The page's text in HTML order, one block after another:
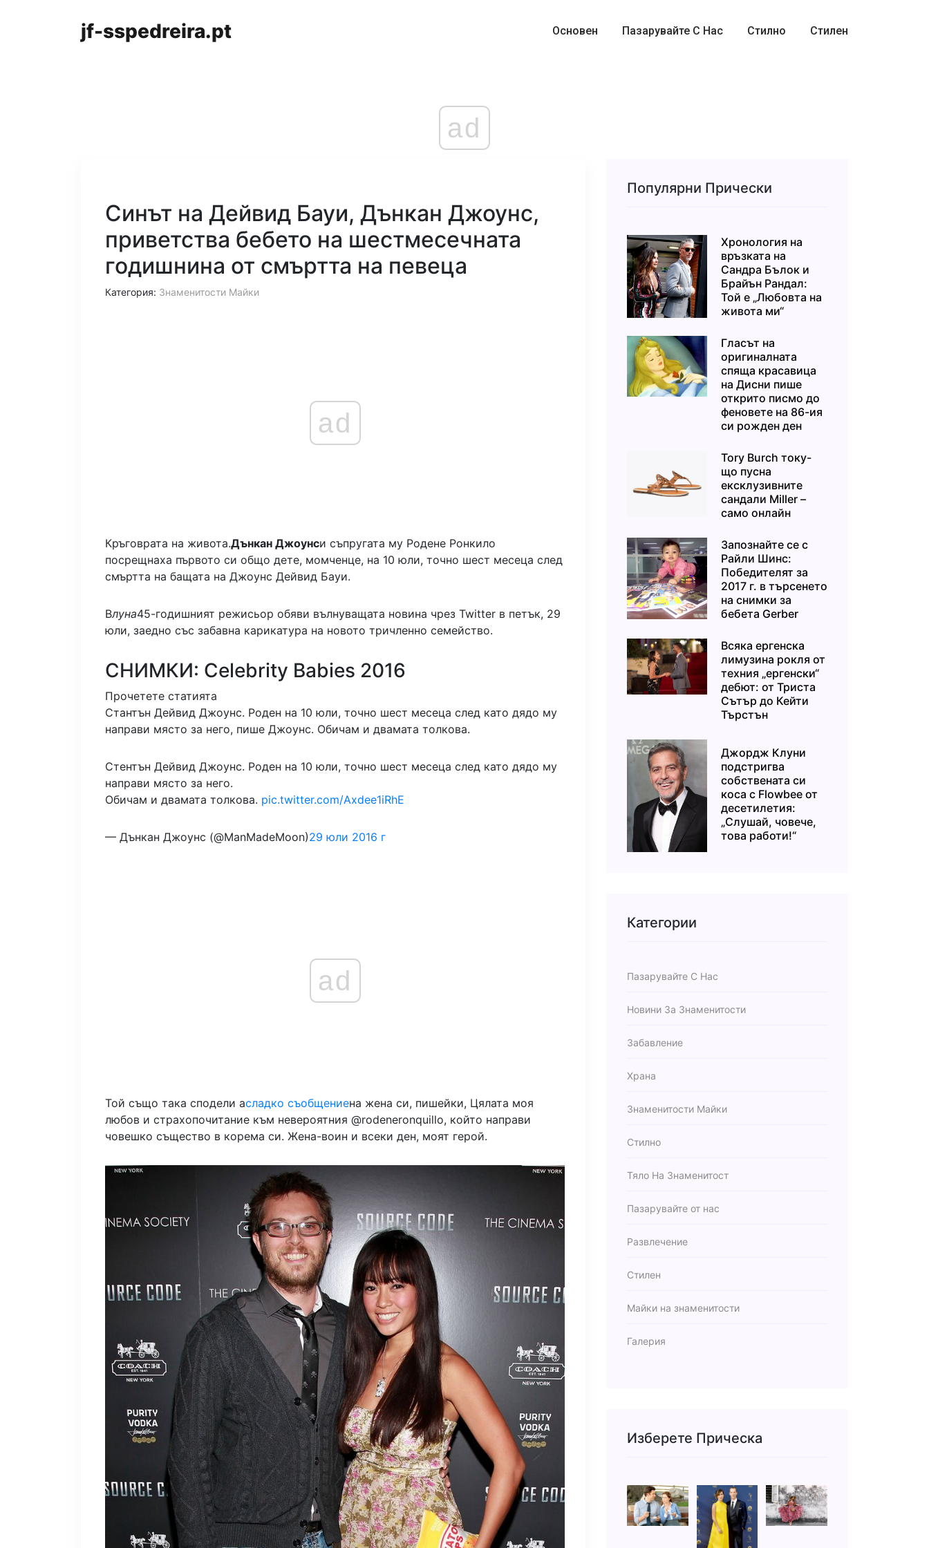
jf-sspedreira.pt Основен Пазарувайте С Нас Стилно Стилен
ad
Синът на Дейвид Бауи, Дънкан Джоунс,
приветства бебето на шестмесечната
годишнина от смъртта на певеца
Категория: Знаменитости Майки
ad
Кръговрата на живота.Дънкан Джоунси съпругата му Родене Ронкило
посрещнаха първото си общо дете, момченце, на 10 юли, точно шест месеца след
смъртта на бащата на Джоунс Дейвид Бауи.
Влуна45-годишният режисьор обяви вълнуващата новина чрез Twitter в петък, 29
юли, заедно със забавна карикатура на новото тричленно семейство.
СНИМКИ: Celebrity Babies 2016
Прочетете статията
Стантън Дейвид Джоунс. Роден на 10 юли, точно шест месеца след като дядо му
направи място за него, пише Джоунс. Обичам и двамата толкова.
Стентън Дейвид Джоунс. Роден на 10 юли, точно шест месеца след като дядо му
направи място за него.
Обичам и двамата толкова. ️️ pic.twitter.com/Axdee1iRhE
— Дънкан Джоунс (@ManMadeMoon)29 юли 2016 г
ad
Той също така сподели асладко съобщениена жена си, пишейки, Цялата моя
любов и страхопочитание към невероятния @rodeneronquillo, който направи
човешко същество в корема си. Жена-воин и всеки ден, моят герой.
Популярни Прически
Хронология на
връзката на
Сандра Бълок и
Брайън Рандал:
Той е „Любовта на
живота ми“
Гласът на
оригиналната
спяща красавица
на Дисни пише
открито писмо до
феновете на 86-ия
си рожден ден
Tory Burch току-
що пусна
ексклузивните
сандали Miller –
само онлайн
Запознайте се с
Райли Шинс:
Победителят за
2017 г. в търсенето
на снимки за
бебета Gerber
Всяка ергенска
лимузина рокля от
техния „ергенски“
дебют: от Триста
Сътър до Кейти
Търстън
Джордж Клуни
подстригва
собствената си
коса с Flowbee от
десетилетия:
„Слушай, човече,
това работи!“
Категории
Пазарувайте С Нас
Новини За Знаменитости
Забавление
Храна
Знаменитости Майки
Стилно
Тяло На Знаменитост
Пазарувайте от нас
Развлечение
Стилен
Майки на знаменитости
Галерия
Изберете Прическа